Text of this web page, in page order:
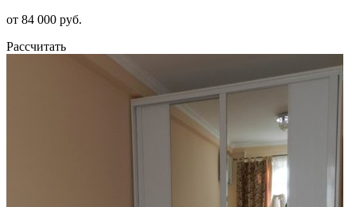
от 84 000 руб.
Рассчитать